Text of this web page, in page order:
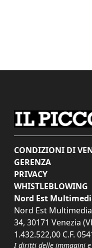
CONDIZIONI DI
GERENZA
PRIVACY
WHISTLEBLOWING
Nord Est
Nord Est
34, 30171 Venezia
1.432.522,00 C.F.
I diritti delle immagini